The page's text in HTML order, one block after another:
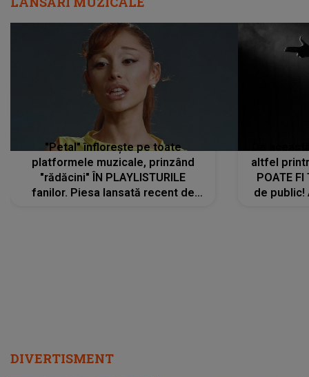
"Petal" înflorește pe toate
platformele muzicale, prinzând
"rădăcini" ÎN PLAYLISTURILE
fanilor. Piesa lansată recent de
altfel
POATE FI
de public!
DIVERTISMENT